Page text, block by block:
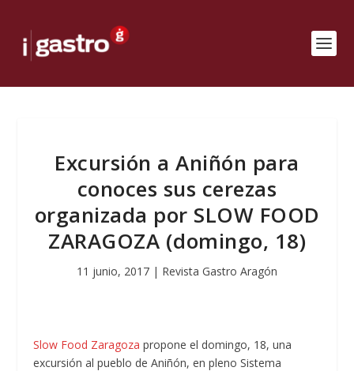
Excursión a Aniñón para
conoces sus cerezas
organizada por SLOW FOOD
ZARAGOZA (domingo, 18)
11 junio, 2017 | Revista Gastro Aragón
Slow Food Zaragoza propone el domingo, 18, una
excursión al pueblo de Aniñón, en pleno Sistema